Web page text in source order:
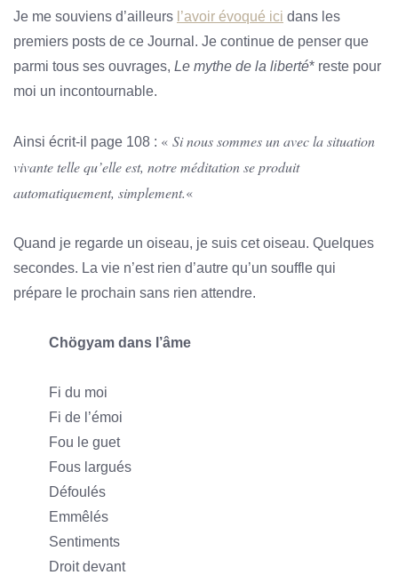
Je me souviens d’ailleurs l’avoir évoqué ici dans les
premiers posts de ce Journal. Je continue de penser que
parmi tous ses ouvrages, Le mythe de la liberté* reste pour
moi un incontournable.
Ainsi écrit-il page 108 : « Si nous sommes un avec la situation
vivante telle qu’elle est, notre méditation se produit
automatiquement, simplement.«
Quand je regarde un oiseau, je suis cet oiseau. Quelques
secondes. La vie n’est rien d’autre qu’un souffle qui
prépare le prochain sans rien attendre.
Chögyam dans l’âme
Fi du moi
Fi de l’émoi
Fou le guet
Fous largués
Défoulés
Emmêlés
Sentiments
Droit devant